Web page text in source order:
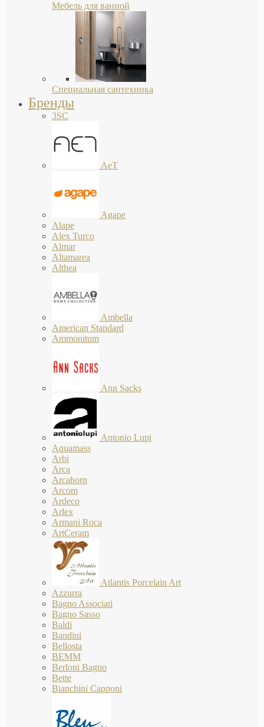
Мебель для ванной
Специальная сантехника
Бренды
3SC
AeT
Agape
Alape
Alex Turco
Almar
Altamarea
Althea
Ambella
American Standard
Ammonitum
Ann Sacks
Antonio Lupi
Aquamass
Arbi
Arca
Arcahorn
Arcom
Ardeco
Arlex
Armani Roca
ArtCeram
Atlantis Porcelain Art
Azzurra
Bagno Associati
Bagno Sasso
Baldi
Bandini
Bellosta
BEMM
Berloni Bagno
Bette
Bianchini Capponi